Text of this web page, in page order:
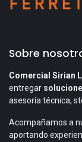
Sobre
Comercial Sirian
entregar
asesoría técnica,
Acompañamos a
aportando